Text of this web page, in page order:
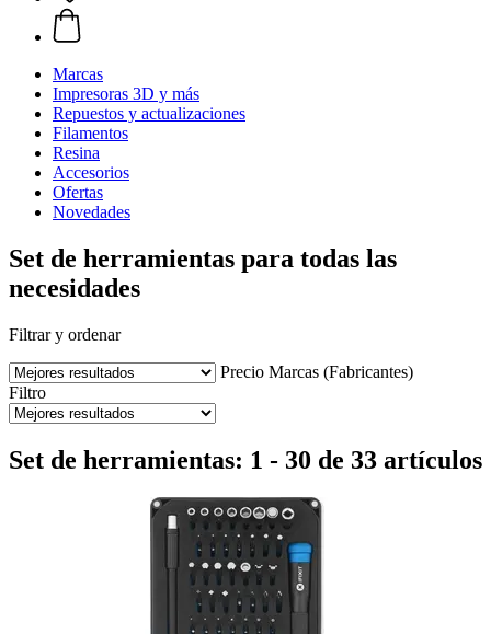
Marcas
Impresoras 3D y más
Repuestos y actualizaciones
Filamentos
Resina
Accesorios
Ofertas
Novedades
Set de herramientas para todas las
necesidades
Filtrar y ordenar
Precio Marcas (Fabricantes)
Filtro
Set de herramientas: 1 - 30 de 33 artículos